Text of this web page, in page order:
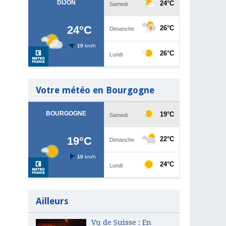
Votre météo en Bourgogne
Ailleurs
Vu de Suisse : En